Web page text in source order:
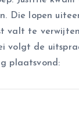
Die lopen
valt te
volgt de
plaatsvond: